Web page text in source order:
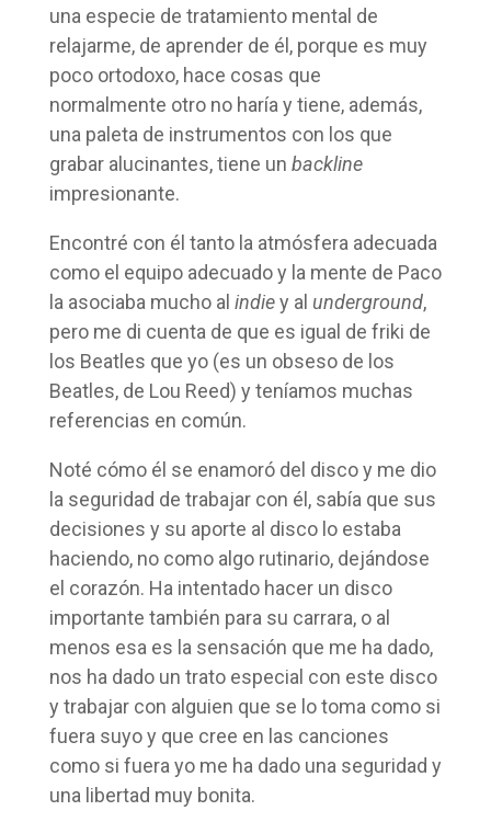
una especie de tratamiento mental de
relajarme, de aprender de él, porque es muy
poco ortodoxo, hace cosas que
normalmente otro no haría y tiene, además,
una paleta de instrumentos con los que
grabar alucinantes, tiene un backline
impresionante.
Encontré con él tanto la atmósfera adecuada
como el equipo adecuado y la mente de Paco
la asociaba mucho al indiey al underground,
pero me di cuenta de que es igual de friki de
los Beatles que yo (es un obseso de los
Beatles, de Lou Reed) y teníamos muchas
referencias en común.
Noté cómo él se enamoró del disco y me dio
la seguridad de trabajar con él, sabía que sus
decisiones y su aporte al disco lo estaba
haciendo, no como algo rutinario, dejándose
el corazón. Ha intentado hacer un disco
importante también para su carrara, o al
menos esa es la sensación que me ha dado,
nos ha dado un trato especial con este disco
y trabajar con alguien que se lo toma como si
fuera suyo y que cree en las canciones
como si fuera yo me ha dado una seguridad y
una libertad muy bonita.